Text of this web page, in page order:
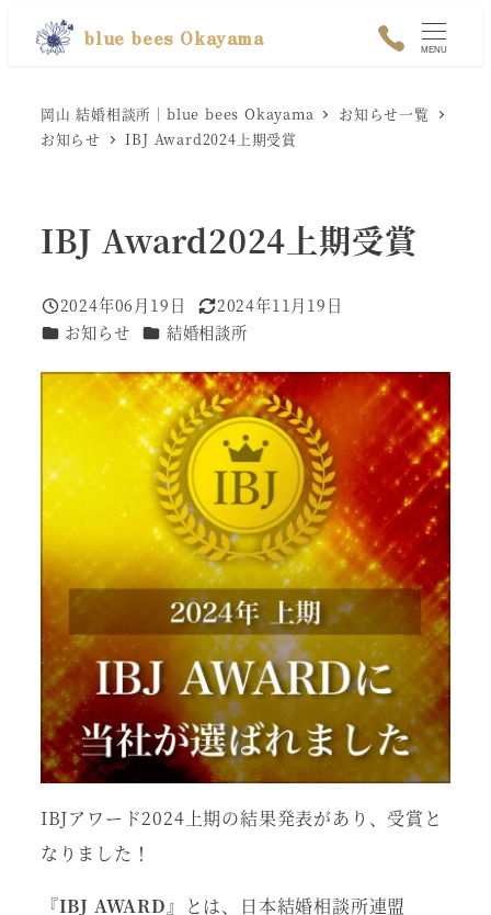
blue bees Okayama MENU
岡山 結婚相談所｜blue bees Okayama
お知らせ一覧
お知らせ
IBJ Award2024上期受賞
IBJ Award2024上期受賞
投稿日
2024年06月19日
更新日
2024年11月19日
カテゴリー
お知らせ カテゴリー
結婚相談所
IBJアワード2024上期の結果発表があり、受賞と
なりました！
『IBJ AWARD』
とは、日本結婚相談所連盟